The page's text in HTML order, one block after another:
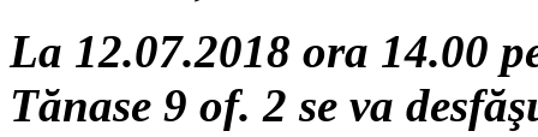
La 12.07.2018 ora 14.00
Tănase 9 of. 2 se va